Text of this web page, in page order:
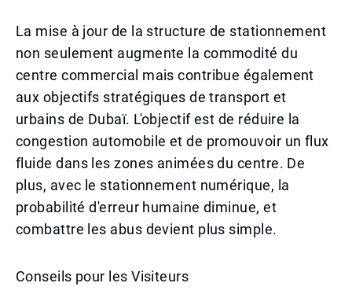
La mise à jour de la structure de stationnement
non seulement augmente la commodité du
centre commercial mais contribue également
aux objectifs stratégiques de transport et
urbains de Dubaï. L'objectif est de réduire la
congestion automobile et de promouvoir un flux
fluide dans les zones animées du centre. De
plus, avec le stationnement numérique, la
probabilité d'erreur humaine diminue, et
combattre les abus devient plus simple.
Conseils pour les Visiteurs